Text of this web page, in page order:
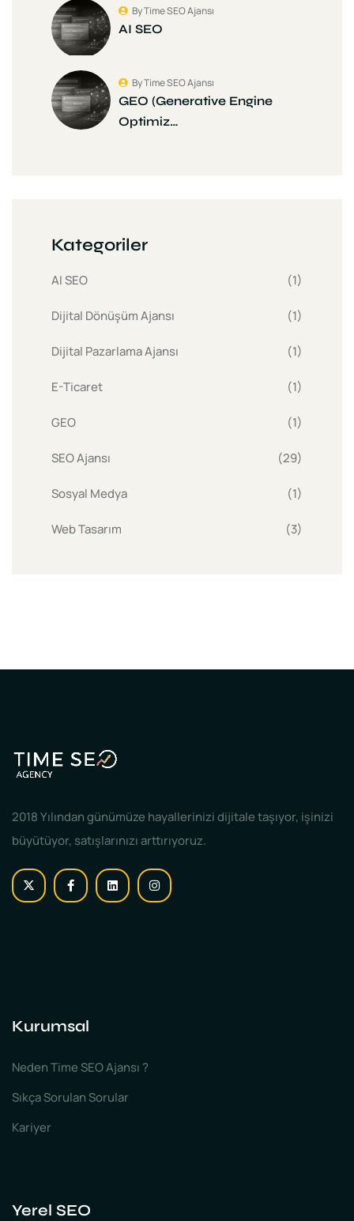
AI SEO
By Time SEO Ajansı
GEO (Generative Engine
Optimiz…
By Time SEO Ajansı
Kategoriler
AI SEO (1)
Dijital Dönüşüm Ajansı (1)
Dijital Pazarlama Ajansı (1)
E-Ticaret (1)
GEO (1)
SEO Ajansı (29)
Sosyal Medya (1)
Web Tasarım (3)
2018 Yılından günümüze hayallerinizi dijitale taşıyor, işinizi
büyütüyor, satışlarınızı arttırıyoruz.
Kurumsal
Neden Time SEO Ajansı ?
Sıkça Sorulan Sorular
Kariyer
Yerel SEO